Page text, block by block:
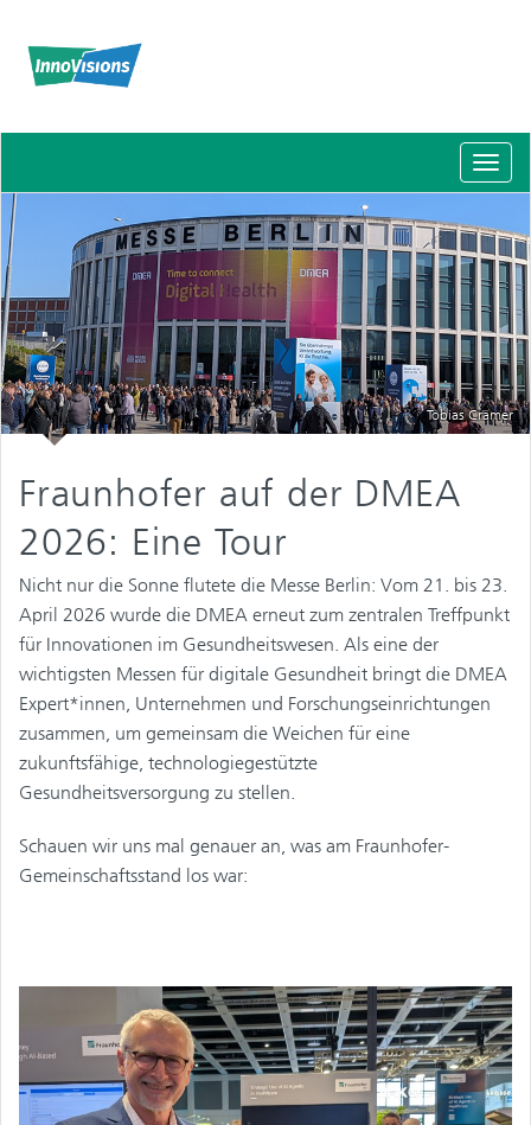
Tobias Crämer
Fraunhofer auf der DMEA
2026: Eine Tour
Nicht nur die Sonne flutete die Messe Berlin: Vom 21. bis 23.
April 2026 wurde die DMEA erneut zum zentralen Treffpunkt
für Innovationen im Gesundheitswesen. Als eine der
wichtigsten Messen für digitale Gesundheit bringt die DMEA
Expert*innen, Unternehmen und Forschungseinrichtungen
zusammen, um gemeinsam die Weichen für eine
zukunftsfähige, technologiegestützte
Gesundheitsversorgung zu stellen.
Schauen wir uns mal genauer an, was am Fraunhofer-
Gemeinschaftsstand los war: